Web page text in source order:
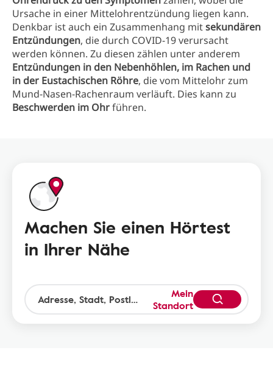
Ursache in einer Mittelohrentzündung liegen kann.
Denkbar ist auch ein Zusammenhang mitsekundären
Entzündungen, die durch COVID-19 verursacht
werden können. Zu diesen zählen unter anderem
Entzündungen in den Nebenhöhlen, im Rachen und
in der Eustachischen Röhre, die vom Mittelohr zum
Mund-Nasen-Rachenraum verläuft. Dies kann zu
Beschwerden im Ohrführen.
Machen Sie einen Hörtest
in Ihrer Nähe
Mein
Standort